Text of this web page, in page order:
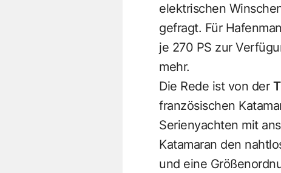
elektrischen
gefragt. Für
je 270 PS zur
mehr.
Die Rede ist von der
französischen
Serienyachten mit
Katamaran den
und eine